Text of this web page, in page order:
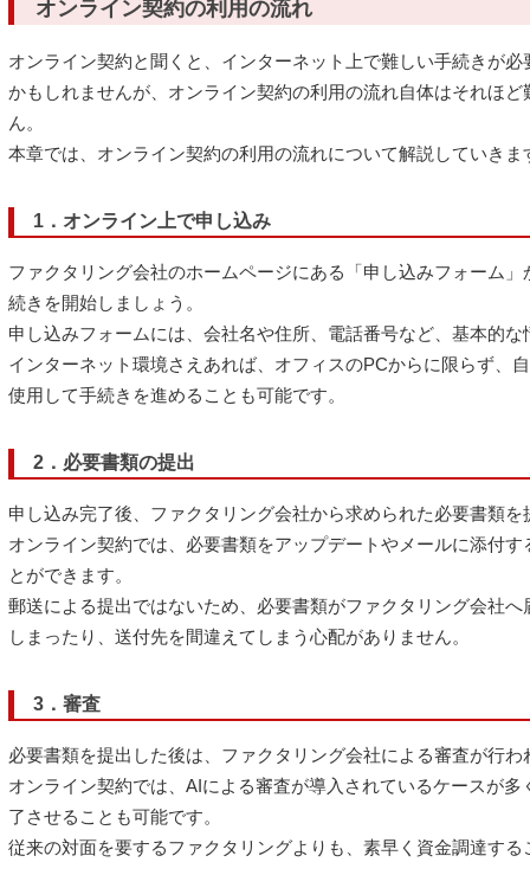
オンライン契約の利用の流れ
オンライン契約と聞くと、インターネット上で難しい手続きが
かもしれませんが、オンライン契約の利用の流れ自体はそれほ
ん。
本章では、オンライン契約の利用の流れについて解説していきま
1．オンライン上で申し込み
ファクタリング会社のホームページにある「申し込みフォーム
続きを開始しましょう。
申し込みフォームには、会社名や住所、電話番号など、基本的
インターネット環境さえあれば、オフィスのPCからに限らず、
使用して手続きを進めることも可能です。
2．必要書類の提出
申し込み完了後、ファクタリング会社から求められた必要書類を
オンライン契約では、必要書類をアップデートやメールに添付
とができます。
郵送による提出ではないため、必要書類がファクタリング会社
しまったり、送付先を間違えてしまう心配がありません。
3．審査
必要書類を提出した後は、ファクタリング会社による審査が行わ
オンライン契約では、AIによる審査が導入されているケースが多
了させることも可能です。
従来の対面を要するファクタリングよりも、素早く資金調達する